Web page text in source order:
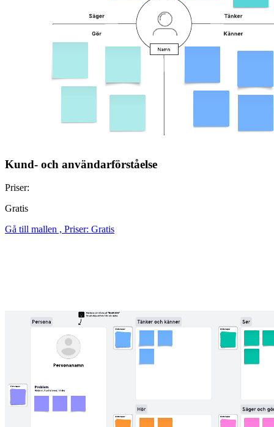
Kund- och användarförståelse
Priser:
Gratis
Gå till mallen , Priser: Gratis